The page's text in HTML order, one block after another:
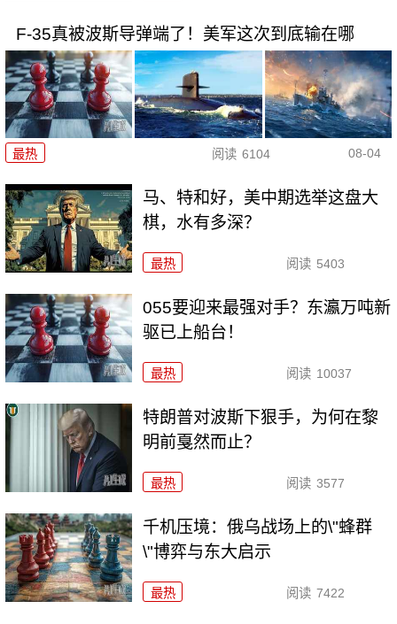
F-35真被波斯导弹端了！美军这次到底输在哪
最热 阅读 6104 08-04
马、特和好，美中期选举这盘大
棋，水有多深？
最热 阅读 5403
055要迎来最强对手？东瀛万吨新
驱已上船台！
最热 阅读 10037
特朗普对波斯下狠手，为何在黎
明前戛然而止？
最热 阅读 3577
千机压境：俄乌战场上的\"蜂群
\"博弈与东大启示
最热 阅读 7422